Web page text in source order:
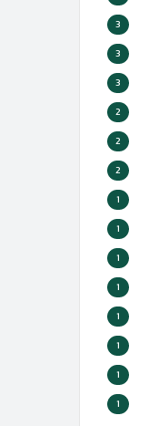
3
3
3
2
2
2
1
1
1
1
1
1
1
1